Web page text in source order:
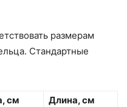
размерам
Стандартные
см
Длина, см